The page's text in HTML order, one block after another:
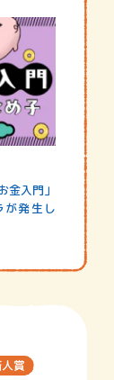
金入門」
発生し
賞